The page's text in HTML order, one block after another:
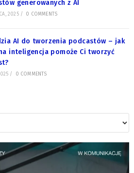
generowanych z AI
2025 / 0 COMMENTS
AI do tworzenia podcastów – jak
inteligencja pomoże Ci tworzyć
/ 0 COMMENTS